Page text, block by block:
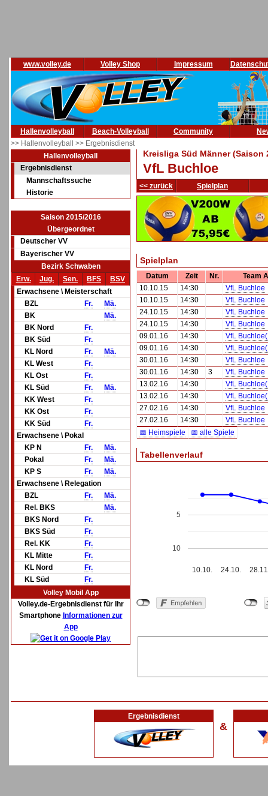
www.volley.de Volley Shop Impressum
Hallenvolleyball Beach-Volleyball Community
>> Hallenvolleyball >> Ergebnisdienst
Hallenvolleyball
Ergebnisdienst
Mannschaftssuche
Historie
Saison 2015/2016
Übergeordnet
Deutscher VV
Bayerischer VV
Bezirk Schwaben
Erw.
Jug. Sen. BFS
BSV
Erwachsene \ Meisterschaft
BZL
Fr.
Mä.
BK
Mä.
BK Nord
Fr.
BK Süd
Fr.
KL Nord
Fr.
Mä.
KL West
Fr.
KL Ost
Fr.
KL Süd
Fr.
Mä.
KK West
Fr.
KK Ost
Fr.
KK Süd
Fr.
Erwachsene \ Pokal
KP N
Fr.
Mä.
Pokal
Fr.
Mä.
KP S
Fr.
Mä.
Erwachsene \ Relegation
BZL
Fr.
Mä.
Rel. BKS
Mä.
BKS Nord
Fr.
BKS Süd
Fr.
Rel. KK
Fr.
KL Mitte
Fr.
KL Nord
Fr.
KL Süd
Fr.
Volley Mobil App
Volley.de-Ergebnisdienst für Ihr
Smartphone Informationen zur
App
Kreisliga Süd Männer (Saison
VfL Buchloe
<< zurück Spielplan
Spielplan
Datum Zeit Nr.
Team A
10.10.15
14:30
VfL Buchloe
10.10.15
14:30
VfL Buchloe
24.10.15
14:30
VfL Buchloe
24.10.15
14:30
VfL Buchloe
09.01.16
14:30
VfL
09.01.16
14:30
VfL
30.01.16
14:30
VfL Buchloe
30.01.16
14:30 3
VfL Buchloe
13.02.16
14:30
VfL
13.02.16
14:30
VfL
27.02.16
14:30
VfL Buchloe
27.02.16
14:30
VfL Buchloe
📅 Heimspiele
📅 alle Spiele
Tabellenverlauf
10.10. 24.10.
5
10
Ergebnisdienst
&